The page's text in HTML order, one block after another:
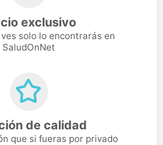
exclusivo
solo lo encontrarás en
SaludOnNet
de calidad
que si fueras por privado